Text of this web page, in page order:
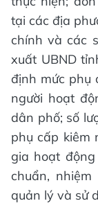
tại các địa
chính và các
xuất UBND
định mức phụ
người hoạt
dân phố; số
phụ cấp kiêm
gia hoạt
chuẩn,
quản lý và sử